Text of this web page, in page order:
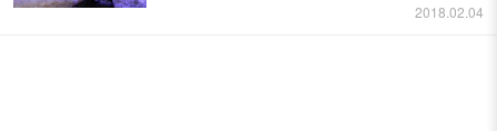
2018.02.04